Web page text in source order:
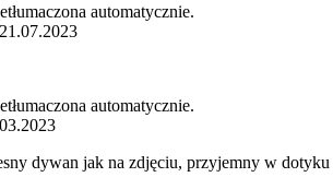
automatycznie.
21.07.2023
automatycznie.
dywan jak na zdjęciu, przyjemny w dotyku